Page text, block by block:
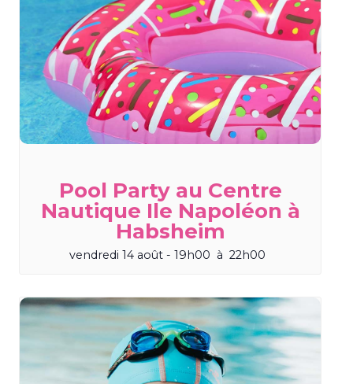
Pool Party au Centre
Nautique Ile Napoléon à
Habsheim
vendredi 14 août - 19h00 à 22h00